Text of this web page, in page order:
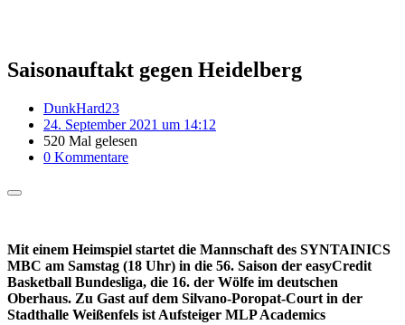
Saisonauftakt gegen Heidelberg
DunkHard23
24. September 2021 um 14:12
520 Mal gelesen
0 Kommentare
Mit einem Heimspiel startet die Mannschaft des SYNTAINICS
MBC am Samstag (18 Uhr) in die 56. Saison der easyCredit
Basketball Bundesliga, die 16. der Wölfe im deutschen
Oberhaus. Zu Gast auf dem Silvano-Poropat-Court in der
Stadthalle Weißenfels ist Aufsteiger MLP Academics